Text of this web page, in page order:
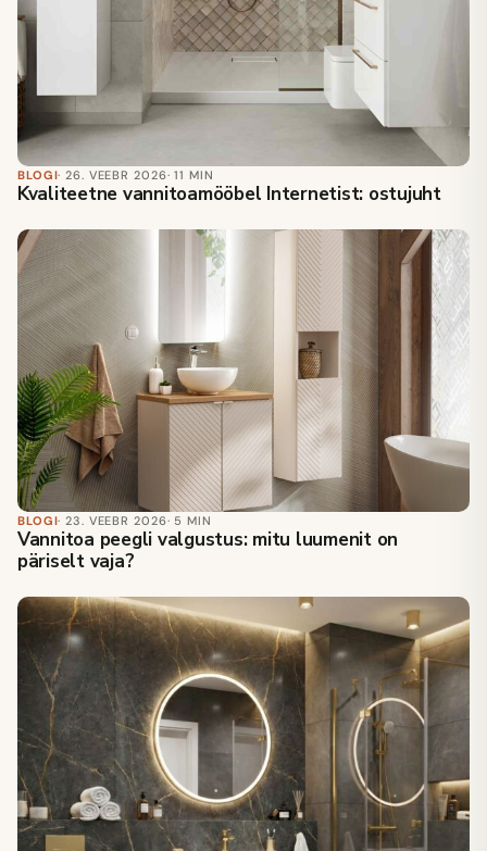
BLOGI· 26. VEEBR 2026· 11 MIN
Kvaliteetne vannitoamööbel Internetist: ostujuht
BLOGI· 23. VEEBR 2026· 5 MIN
Vannitoa peegli valgustus: mitu luumenit on
päriselt vaja?